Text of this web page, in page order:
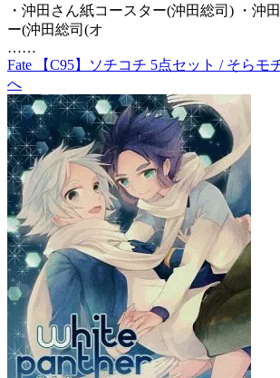
・沖田さん紙コースター(沖田総司) ・沖
ー(沖田総司(オ
……
Fate 【C95】ソチコチ 5点セット / そらモ
へ